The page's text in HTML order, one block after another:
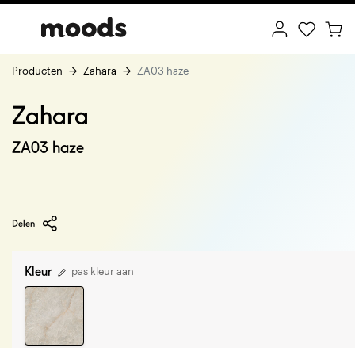
Minimalism
Producten Zahara ZA03 haze
Zahara
ZA03 haze
Delen
Kleur pas kleur aan